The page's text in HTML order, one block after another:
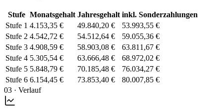
Stufe Monatsgehalt Jahresgehalt inkl. Sonderzahlungen
Stufe 1 4.153,35 € 49.840,20 €
53.993,55 €
Stufe 2 4.542,72 € 54.512,64 €
59.055,36 €
Stufe 3 4.908,59 € 58.903,08 €
63.811,67 €
Stufe 4 5.305,54 € 63.666,48 €
68.972,02 €
Stufe 5 5.848,79 € 70.185,48 €
76.034,27 €
Stufe 6 6.154,45 € 73.853,40 €
80.007,85 €
03 · Verlauf